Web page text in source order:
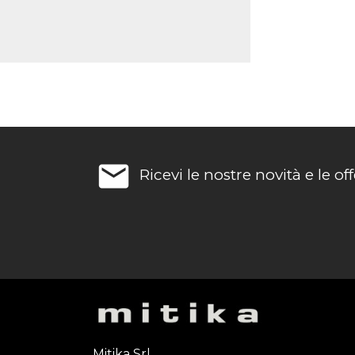
email Ricevi le nostre novità e le